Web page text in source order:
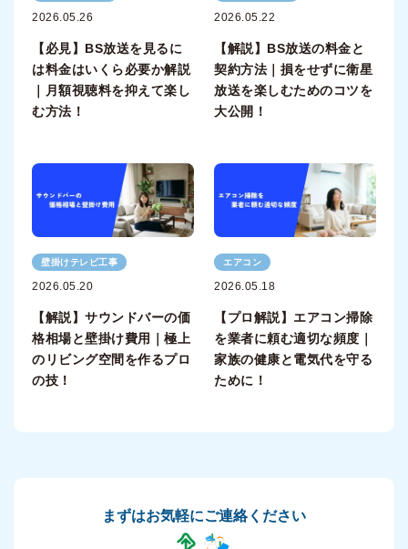
2026.05.26
【必見】BS放送を見るに
は料金はいくら必要か解説
｜月額視聴料を抑えて楽し
む方法！
2026.05.22
【解説】BS放送の料金と
契約方法｜損をせずに衛星
放送を楽しむためのコツを
大公開！
壁掛けテレビ工事
2026.05.20
【解説】サウンドバーの価
格相場と壁掛け費用｜極上
のリビング空間を作るプロ
の技！
エアコン
2026.05.18
【プロ解説】エアコン掃除
を業者に頼む適切な頻度｜
家族の健康と電気代を守る
ために！
まずはお気軽にご連絡ください